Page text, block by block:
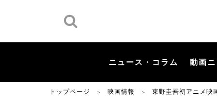
ニュース・コラム 動画
トップページ ＞ 映画情報 ＞ 東野圭吾初アニメ